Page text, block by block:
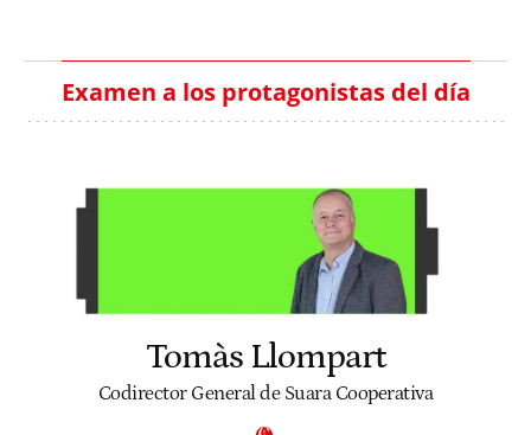
Examen a los protagonistas del día
Tomàs Llompart
Codirector General de Suara Cooperativa